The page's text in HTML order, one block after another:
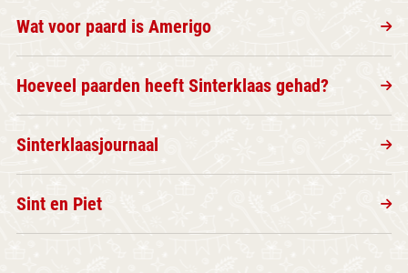
Wat voor paard is Amerigo
Hoeveel paarden heeft Sinterklaas gehad?
Sinterklaasjournaal
Sint en Piet